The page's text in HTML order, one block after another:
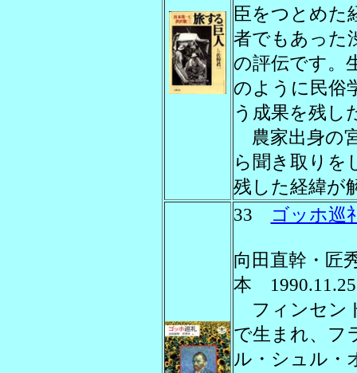
臣をつとめた
者でもあった
の評伝です。
のように民俗
う成果を残し
農家出身の
ら聞き取りを
残した経緯が
33
ゴッホ巡
向田直幹・匠
本 1990.11.25
フィンセン
で生まれ、フ
ル・シュル・